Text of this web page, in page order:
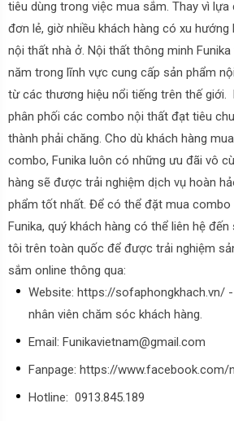
tiêu dùng trong việc mua sắm. Thay vì
đơn lẻ, giờ nhiều khách hàng có xu
nội thất nhà ở. Nội thất thông minh Funika
năm trong lĩnh vực cung cấp sản phẩm
từ các thương hiệu nổi tiếng trên thế giới.
phân phối các combo nội thất đạt tiêu
thành phải chăng. Cho dù khách hàng
combo, Funika luôn có những ưu đãi vô
hàng sẽ được trải nghiệm dịch vụ hoàn
phẩm tốt nhất. Để có thể đặt mua combo
Funika, quý khách hàng có thể liên hệ
tôi trên toàn quốc để được trải nghiệm
sắm online thông qua:
Website: https://sofaphongkhach.vn/
nhân viên chăm sóc khách hàng.
Email: Funikavietnam@gmail.com
Fanpage: https://
Hotline: 0913.845.189